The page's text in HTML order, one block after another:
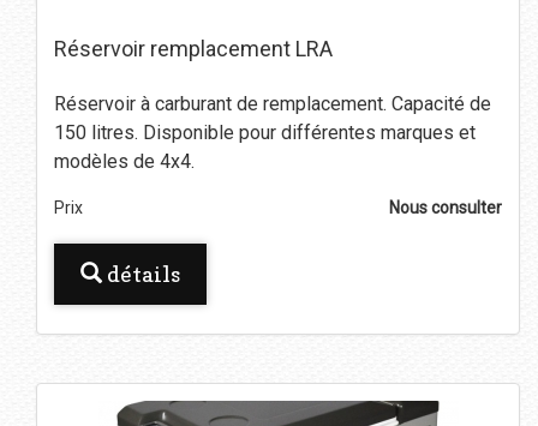
Réservoir remplacement LRA
Réservoir à carburant de remplacement. Capacité de
150 litres. Disponible pour différentes marques et
modèles de 4x4.
Prix Nous consulter
détails